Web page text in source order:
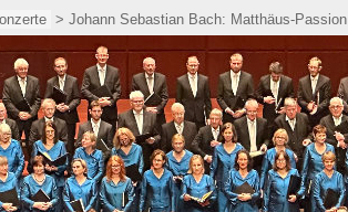
> Johann Sebastian Bach: Matthäus-Passion